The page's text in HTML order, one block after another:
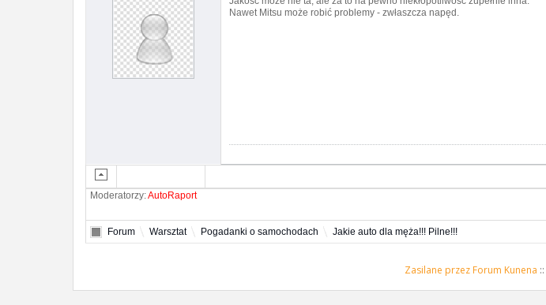
Nawet Mitsu może robić problemy - zwłaszcza napęd.
Moderatorzy:AutoRaport
Forum Warsztat Pogadanki o samochodach Jakie auto dla męża!!! Pilne!!!
Zasilane przez Forum Kunena ::